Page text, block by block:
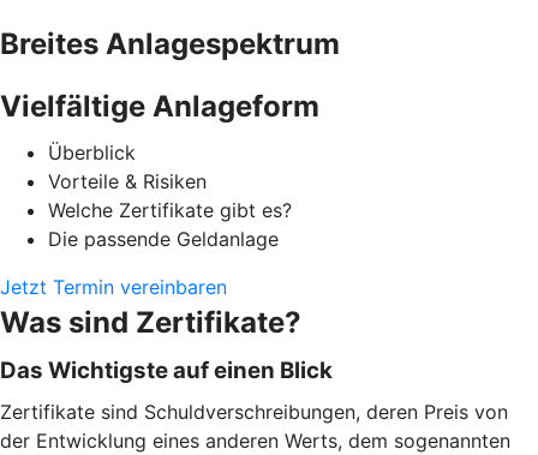
Breites Anlagespektrum
Vielfältige Anlageform
Überblick
Vorteile & Risiken
Welche Zertifikate gibt es?
Die passende Geldanlage
Jetzt Termin vereinbaren
Was sind Zertifikate?
Das Wichtigste auf einen Blick
Zertifikate sind Schuldverschreibungen, deren Preis von
der Entwicklung eines anderen Werts, dem sogenannten